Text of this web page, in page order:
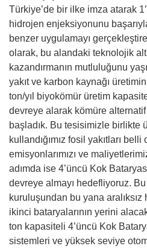
Türkiye’de bir ilke imza atarak
hidrojen enjeksiyonunu
benzer uygulamayı
olarak, bu alandaki teknolojik alt
kazandırmanın mutluluğunu
yakıt ve karbon kaynağı
ton/yıl biyokömür üretim
devreye alarak kömüre
başladık. Bu tesisimizle birlikte
kullandığımız fosil yakıtları
emisyonlarımızı ve
adımda ise 4’üncü Kok
devreye almayı hedefliyoruz. Bu
kuruluşundan bu yana
ikinci bataryalarının yerini
ton kapasiteli 4’üncü Kok
sistemleri ve yüksek seviye